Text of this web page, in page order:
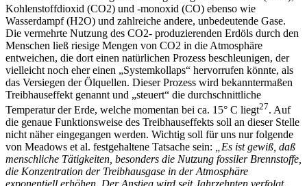
Kohlenstoffdioxid (CO2) und -monoxid (CO) ebenso wie
Wasserdampf (H2O) und zahlreiche andere, unbedeutende Gase.
Die vermehrte Nutzung des CO2- produzierenden Erdöls durch den
Menschen ließ riesige Mengen von CO2 in die Atmosphäre
entweichen, die dort einen natürlichen Prozess beschleunigen, der
vielleicht noch eher einen „Systemkollaps“ hervorrufen könnte, als
das Versiegen der Ölquellen. Dieser Prozess wird bekanntermaßen
Treibhauseffekt genannt und „steuert“ die durchschnittliche
Temperatur der Erde, welche momentan bei ca. 15° C liegt27. Auf
die genaue Funktionsweise des Treibhauseffekts soll an dieser Stelle
nicht näher eingegangen werden. Wichtig soll für uns nur folgende
von Meadows et al. festgehaltene Tatsache sein:
„Es ist gewiß, daß
menschliche Tätigkeiten, besonders die Nutzung fossiler Brennstoffe,
die Konzentration der Treibhausgase in der Atmosphäre